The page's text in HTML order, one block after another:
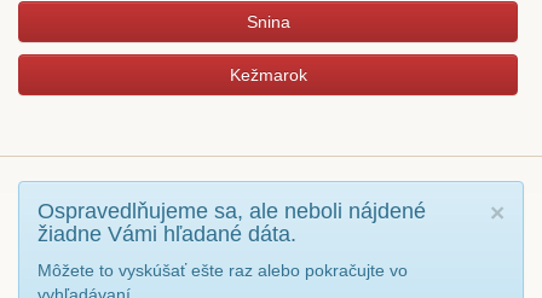
Snina
Kežmarok
×
Ospravedlňujeme sa, ale neboli nájdené
žiadne Vámi hľadané dáta.
Môžete to vyskúšať ešte raz alebo pokračujte vo